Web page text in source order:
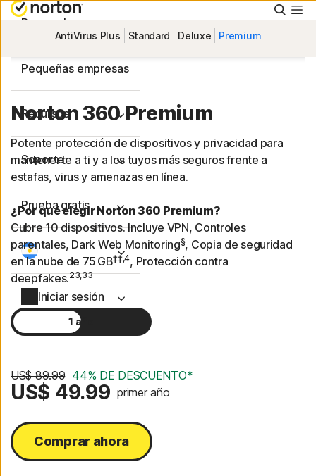
Personal
Pequeñas empresas
Recursos
Soporte
Prueba gratis
Iniciar sesión
AntiVirus Plus Standard Deluxe Premium
Norton 360 Premium
Potente protección de dispositivos y privacidad para
mantenerte a ti y a los tuyos más seguros frente a
estafas, virus y amenazas en línea.
¿Por qué elegir Norton 360 Premium?
Cubre 10 dispositivos. Incluye VPN, Controles
parentales, Dark Web Monitoring§, Copia de seguridad
en la nube de 75 GB‡‡,4, Protección contra
deepfakes.23,33
1 año
US$ 89.99 44% DE DESCUENTO*
US$ 49.99 primer año
Comprar ahora